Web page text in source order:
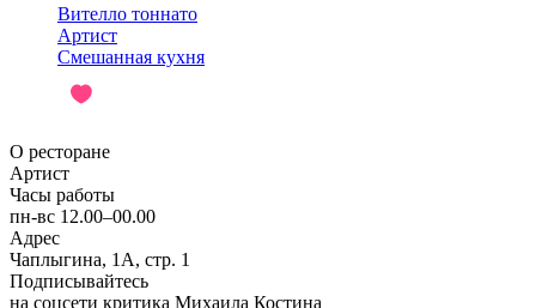
Вителло тоннато
Артист
Смешанная кухня
О ресторане
Артист
Часы работы
пн-вс 12.00–00.00
Адрес
Чаплыгина, 1А, стр. 1
Подписывайтесь
на соцсети критика Михаила Костина